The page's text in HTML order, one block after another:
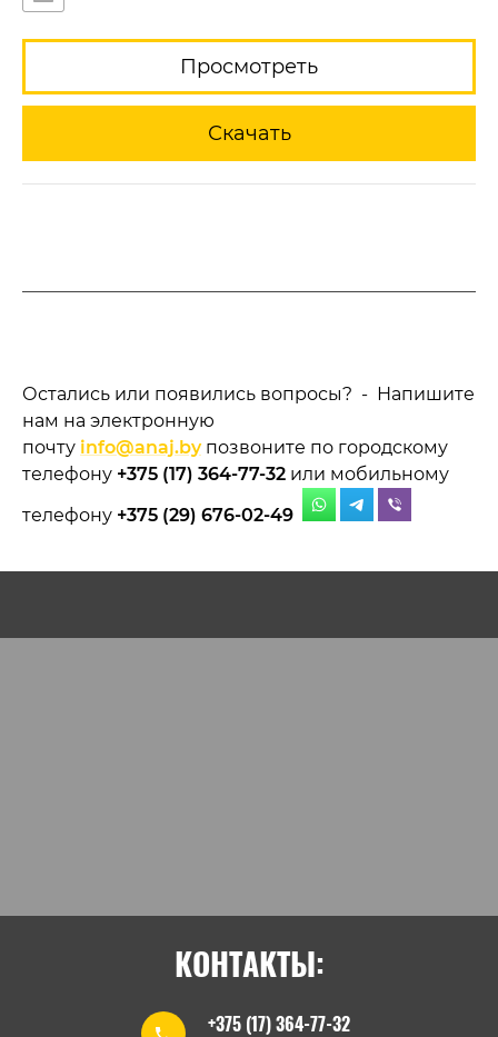
Просмотреть
Скачать
Остались или появились вопросы? - Напишите
нам на электронную
почту info@anaj.byпозвоните по городскому
телефону +375 (17) 364-77-32 или мобильному
телефону +375 (29) 676-02-49
КОНТАКТЫ:
+375 (17) 364-77-32